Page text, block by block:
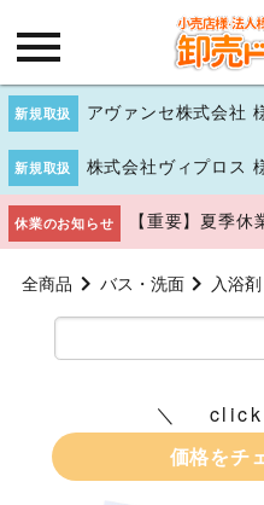
新規取扱 アヴァンセ株式会社
新規取扱 株式会社ヴィプロス
休業のお知らせ 【重要】夏季休
全商品 バス・洗面 入浴剤
価格をチ